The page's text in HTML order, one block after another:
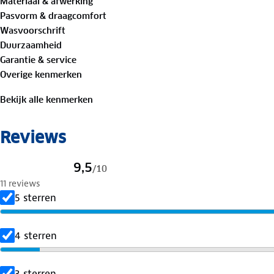
Bewust onderweg met hergebruikt materiaal
57%biologisch katoen
Is je kleding aan vervanging toe? Lever het in bij onze
bestemming aan.
Pasvorm & draagcomfort
Wasvoorschrift
Duurzaamheid
Garantie & service
Overige kenmerken
Bekijk alle kenmerken
Reviews
9,5/10
11 reviews
5 sterren
4 sterren